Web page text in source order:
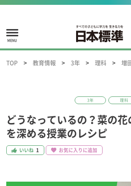
MENU
TOP 教育情報 3年 理科 増
どうなっているの？菜の
を深める授業のレシピ
3年 理科
いいね 1 お気に入りに追加